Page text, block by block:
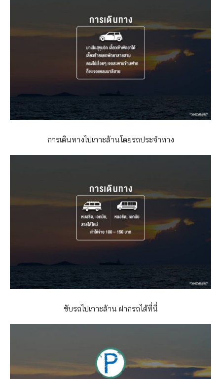
การเดินทางไปเกาะล้านโดยรถประจำทาง
ขับรถไปเกาะล้าน ฝากรถได้ที่นี่